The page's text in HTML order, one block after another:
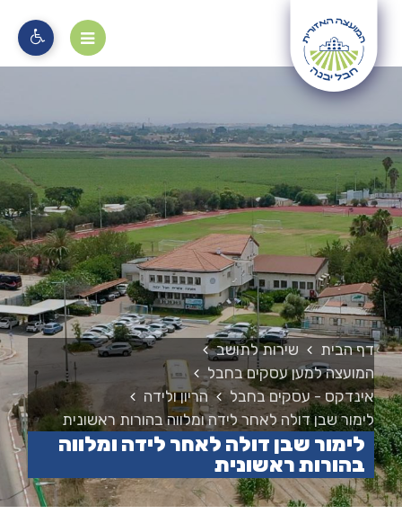
מוקד 106
דף הבית
שירות לתושב
המועצה למען עסקים בחבל
אינדקס - עסקים בחבל
הריון ולידה
לימור שבן דולה לאחר לידה ומלווה בהורות ראשונית
לימור שבן דולה לאחר לידה ומלווה
בהורות ראשונית